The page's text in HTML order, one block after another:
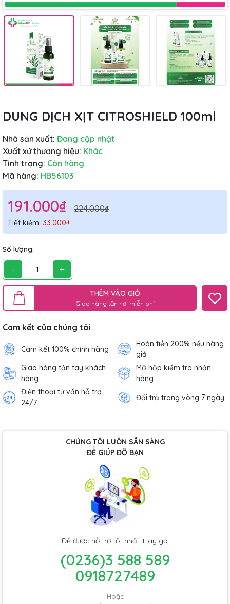
DUNG DỊCH XỊT CITROSHIELD 100ml
Nhà sản xuất: Đang cập nhật
Xuất xứ thương hiệu: Khác
Tình trạng: Còn hàng
Mã hàng: HB56103
191.000₫ 224.000₫
Tiết kiệm: 33.000₫
Số lượng:
- +
THÊM VÀO GIỎ
Giao hàng tận nơi miễn phí
Cam kết của chúng tôi
Cam kết 100% chính hãng
Hoàn tiền 200% nếu hàng
giả
Giao hàng tận tay khách
hàng
Mở hộp kiểm tra nhận
hàng
Điện thoại tư vấn hỗ trợ
24/7
Đổi trả trong vòng 7 ngày
CHÚNG TÔI LUÔN SẴN SÀNG
ĐỂ GIÚP ĐỠ BẠN
Để được hỗ trợ tốt nhất. Hãy gọi
(0236)3 588 589
0918727489
Hoặc